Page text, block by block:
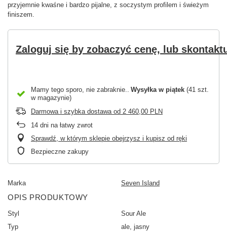
przyjemnie kwaśne i bardzo pijalne, z soczystym profilem i świeżym
finiszem.
Zaloguj się by zobaczyć cenę, lub
Mamy tego sporo, nie zabraknie. Wysyłka w piątek (41 szt.
w magazynie)
Darmowa i szybka dostawa od 2 460,00 PLN
14 dni na łatwy zwrot
Sprawdź, w którym sklepie obejrzysz i kupisz od ręki
Bezpieczne zakupy
Marka Seven Island
OPIS PRODUKTOWY
Styl
Sour Ale
Typ
ale, jasny